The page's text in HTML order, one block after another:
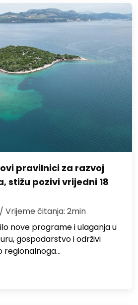
pravilnici za razvoj
stižu pozivi vrijedni 18
/ Vrijeme čitanja: 2min
nove programe i ulaganja u
gospodarstvo i održivi
regionalnoga…